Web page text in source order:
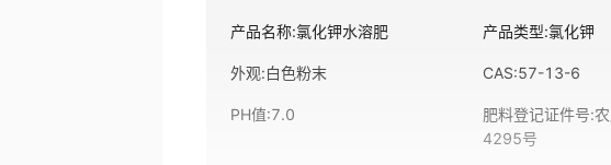
产品名称:氯化钾水溶肥 产品类型:氯化钾
外观:白色粉末 CAS:57-13-6
PH值:7.0 肥料登记证件号:
4295号